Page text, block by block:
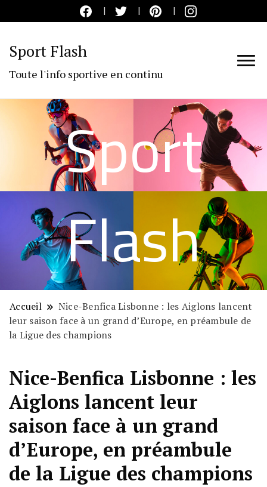
Sport Flash
Toute l'info sportive en continu
Sport
Flash
Accueil
Nice-Benfica Lisbonne : les Aiglons lancent
leur saison face à un grand d’Europe, en préambule de
la Ligue des champions
Nice-Benfica Lisbonne : les
Aiglons lancent leur
saison face à un grand
d’Europe, en préambule
de la Ligue des champions